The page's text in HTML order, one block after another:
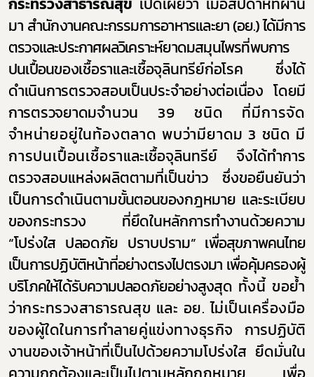
มา สำนักงานคณะกรรมการอาหารและยา (อย.) ได้มีการ
ตรวจและประกาศผลวิเคราะห์ยาดมสมุนไพรที่พบการ
ปนเปื้อนของเชื้อราและเชื้อจุลินทรีย์ก่อโรค ซึ่งได้
ดำเนินการตรวจสอบเป็นประจำอย่างต่อเนื่อง โดยมี
การตรวจยาดมจำนวน 39 ชนิด ที่มีการจัด
จำหน่ายอยู่ในท้องตลาด พบว่ามียาดม 3 ชนิด มี
การปนเปื้อนเชื้อราและเชื้อจุลินทรีย์ จึงได้ทำการ
ตรวจสอบแหล่งผลิตตามที่เป็นข่าว ซึ่งขอยืนยันว่า
เป็นการดำเนินตามขั้นตอนของกฎหมาย และระเบียบ
ของกระทรวง ที่ยึดในหลักการทำงานด้วยความ
“โปร่งใส ปลอดภัย ปราบปราม” เพื่อสุขภาพคนไทย
เป็นการปฏิบัติหน้าที่อย่างตรงไปตรงมา เพื่อคุ้มครองผู้
บริโภคให้ได้รับความปลอดภัยอย่างสูงสุด ทั้งนี้ ขอย้ำ
ว่ากระทรวงสาธารณสุข และ อย. ไม่เป็นเครื่องมือ
ของผู้ใดในการทำลายคู่แข่งทางธุรกิจ การปฏิบัติ
งานของเจ้าหน้าที่เป็นไปด้วยความโปร่งใส ยึดมั่นใน